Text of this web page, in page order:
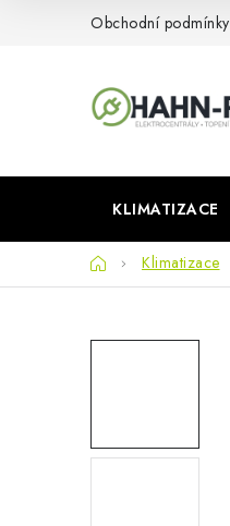
Obchodní podmínky
KLIMATIZACE
DomůKlimatizace